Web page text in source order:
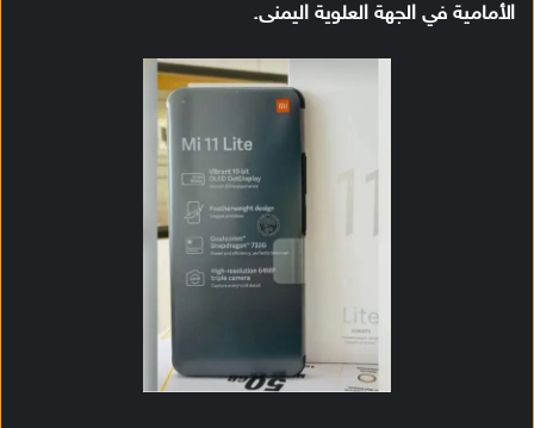
الأمامية في الجهة العلوية اليمنى.